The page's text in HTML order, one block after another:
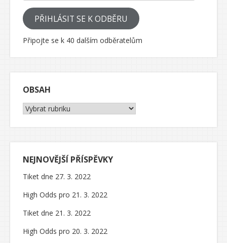
PŘIHLÁSIT SE K ODBĚRU
Připojte se k 40 dalším odběratelům
OBSAH
Obsah
NEJNOVĚJŠÍ PŘÍSPĚVKY
Tiket dne 27. 3. 2022
High Odds pro 21. 3. 2022
Tiket dne 21. 3. 2022
High Odds pro 20. 3. 2022